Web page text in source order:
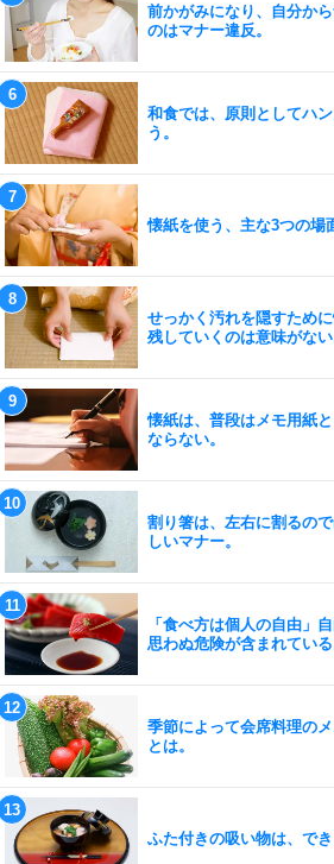
前かがみになり、自分か
のはマナー違反。
和食では、原則としてハ
う。
懐紙を使う、主な3つの場
せっかく汚れを隠すため
残していくのは意味がない
懐紙は、普段はメモ用紙
ならない。
割り箸は、左右に割るの
しいマナー。
「食べ方は個人の自由」
思わぬ危険が含まれている
季節によって会席料理の
とは。
ふた付きの吸い物は、で